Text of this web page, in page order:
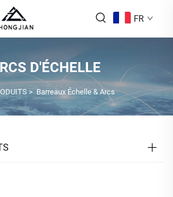
FR
D'ÉCHELLE
>Barreaux Échelle & Arcs